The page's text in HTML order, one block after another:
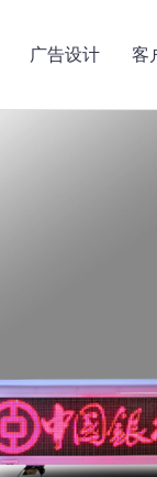
广告设计 客